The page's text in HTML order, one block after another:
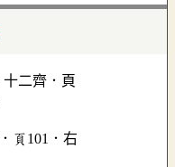
頁101．右